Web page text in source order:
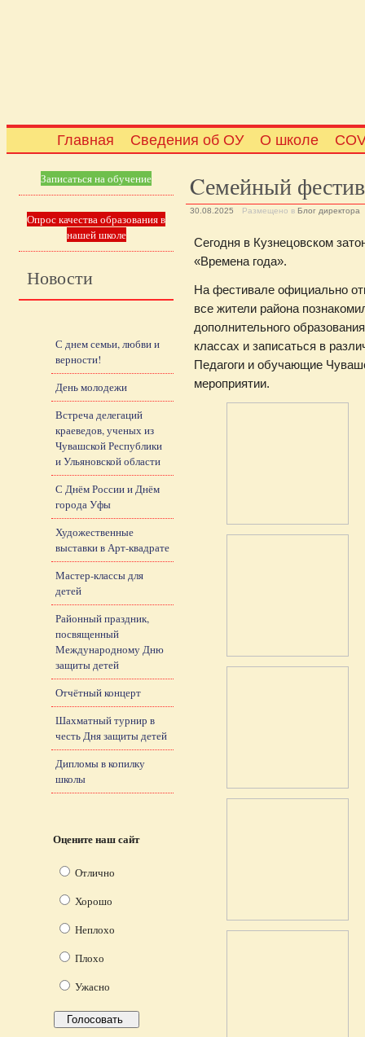
Главная Сведения об ОУ О школе
Cемейный
30.08.2025 Размещено в Блог директора
Сегодня в Кузнецовском
«Времена года».
На фестивале официально
все жители района
дополнительного
классах и записаться в
Педагоги и обучающие
мероприятии.
Записаться на обучение
Опрос качества образования в
нашей школе
Новости
С днем семьи, любви и
верности!
День молодежи
Встреча делегаций
краеведов, ученых из
Чувашской Республики
и Ульяновской области
С Днём России и Днём
города Уфы
Художественные
выставки в Арт-квадрате
Мастер-классы для
детей
Районный праздник,
посвященный
Международному Дню
защиты детей
Отчётный концерт
Шахматный турнир в
честь Дня защиты детей
Дипломы в копилку
школы
Оцените наш сайт
Отлично
Хорошо
Неплохо
Плохо
Ужасно